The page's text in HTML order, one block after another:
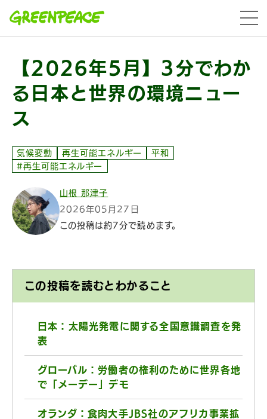
menu
【2026年5月】3分でわか
る日本と世界の環境ニュー
ス
気候変動 再生可能エネルギー
平和
#再生可能エネルギー
山根 那津子
2026年05月27日
この投稿は約7分で読めます。
この投稿を読むとわかること
日本：太陽光発電に関する全国意識調査を発
表
グローバル：労働者の権利のために世界各地
で「メーデー」デモ
オランダ：食肉大手JBS社のアフリカ事業拡